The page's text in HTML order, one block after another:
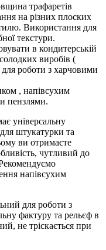
трафаретів
на різних плоских
Використання для
текстури.
в кондитерській
виробів (
роботи з харчовими
, напівсухим
пензлями.
універсальну
штукатурки та
ви отримаєте
чутливий до
напівсухим
для роботи з
фактуру та рельєф в
не тріскається при